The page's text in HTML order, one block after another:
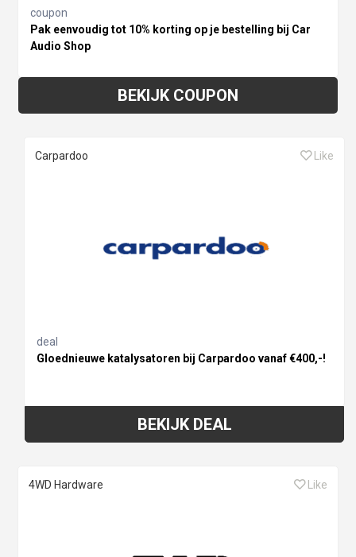
coupon
Pak eenvoudig tot 10% korting op je bestelling bij Car
Audio Shop
BEKIJK COUPON
Carpardoo Like
deal
Gloednieuwe katalysatoren bij Carpardoo vanaf €400,-!
BEKIJK DEAL
4WD Hardware Like